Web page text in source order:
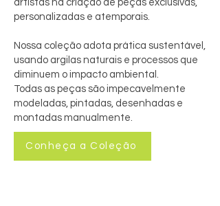
artistas na criação de peças exclusivas,
personalizadas e atemporais.
Nossa coleção adota prática sustentável,
usando argilas naturais e processos que
diminuem o impacto ambiental.
Todas as peças são impecavelmente
modeladas, pintadas, desenhadas e
montadas manualmente.
Conheça a Coleção